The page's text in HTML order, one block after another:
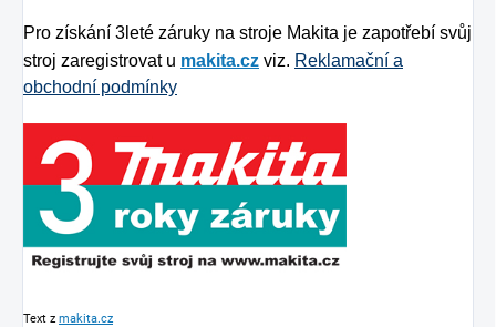
Pro získání 3leté záruky na stroje Makita je zapotřebí svůj
stroj zaregistrovat u makita.cz viz. Reklamační a
obchodní podmínky
Text z makita.cz